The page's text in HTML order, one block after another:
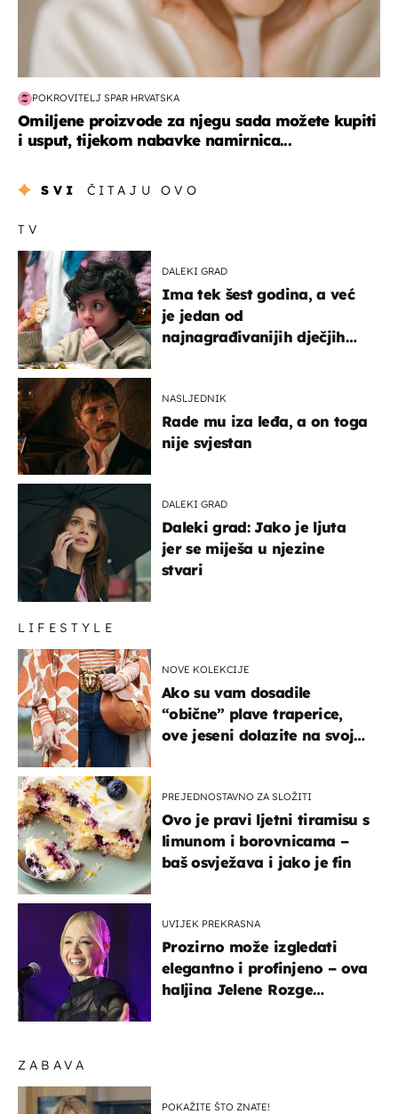
POKROVITELJ SPAR HRVATSKA
Omiljene proizvode za njegu sada možete kupiti
i usput, tijekom nabavke namirnica...
SVI ČITAJU OVO
ZABAVA
POKAŽITE ŠTO ZNATE!
TV
DALEKI GRAD
Ima tek šest godina, a već
je jedan od
najnagrađivanijih dječjih
NASLJEDNIK
Rade mu iza leđa, a on toga
nije svjestan
DALEKI GRAD
Daleki grad: Jako je ljuta
jer se miješa u njezine
stvari
LIFESTYLE
NOVE KOLEKCIJE
Ako su vam dosadile
“obične” plave traperice,
ove jeseni dolazite na svoje
PREJEDNOSTAVNO ZA SLOŽITI
Ovo je pravi ljetni tiramisu s
limunom i borovnicama –
baš osvježava i jako je fin
UVIJEK PREKRASNA
Prozirno može izgledati
elegantno i profinjeno – ova
haljina Jelene Rozge